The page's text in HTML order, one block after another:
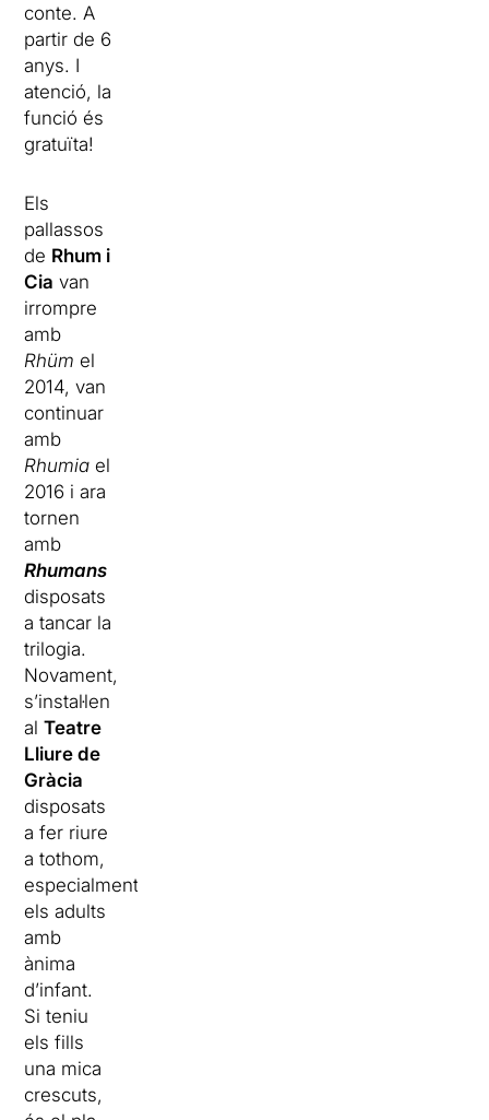
conte. A
partir de 6
anys. I
atenció, la
funció és
gratuïta!
Els
pallassos
de Rhum i
Cia van
irrompre
amb
Rhüm el
2014, van
continuar
amb
Rhumia el
2016 i ara
tornen
amb
Rhumans
disposats
a tancar la
trilogia.
Novament,
s’instal·len
alTeatre
Lliure de
Gràcia
disposats
a fer riure
a tothom,
especialment
els adults
amb
ànima
d’infant.
Si teniu
els fills
una mica
crescuts,